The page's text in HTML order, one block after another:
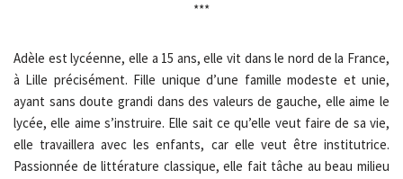
***
Adèle est lycéenne, elle a 15 ans, elle vit dans le nord de la France,
à Lille précisément. Fille unique d’une famille modeste et unie,
ayant sans doute grandi dans des valeurs de gauche, elle aime le
lycée, elle aime s’instruire. Elle sait ce qu’elle veut faire de sa vie,
elle travaillera avec les enfants, car elle veut être institutrice.
Passionnée de littérature classique, elle fait tâche au beau milieu